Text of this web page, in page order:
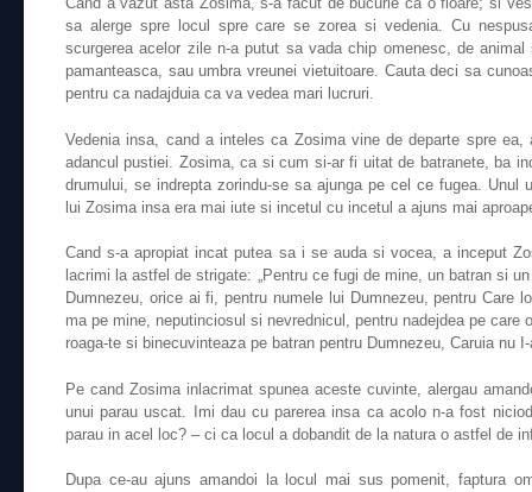
sa alerge spre locul spre care se zorea si vedenia. Cu
scurgerea acelor zile n-a putut sa vada chip omenesc, de
pamanteasca, sau umbra vreunei vietuitoare. Cauta deci sa
pentru ca nadajduia ca va vedea mari lucruri.
Vedenia insa, cand a inteles ca Zosima vine de departe spre
adancul pustiei. Zosima, ca si cum si-ar fi uitat de batranete, ba
drumului, se indrepta zorindu-se sa ajunga pe cel ce fugea. Unul
lui Zosima insa era mai iute si incetul cu incetul a ajuns mai
Cand s-a apropiat incat putea sa i se auda si vocea, a inceput
lacrimi la astfel de strigate: „Pentru ce fugi de mine, un batran si
Dumnezeu, orice ai fi, pentru numele lui Dumnezeu, pentru Care
ma pe mine, neputinciosul si nevrednicul, pentru nadejdea pe
roaga-te si binecuvinteaza pe batran pentru Dumnezeu, Caruia nu
Pe cand Zosima inlacrimat spunea aceste cuvinte, alergau
unui parau uscat. Imi dau cu parerea insa ca acolo n-a fost
parau in acel loc? – ci ca locul a dobandit de la natura o astfel de
Dupa ce-au ajuns amandoi la locul mai sus pomenit, faptura